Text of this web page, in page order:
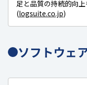
足と品質の持続的向
(logsuite.co.jp)
ソフトウェ